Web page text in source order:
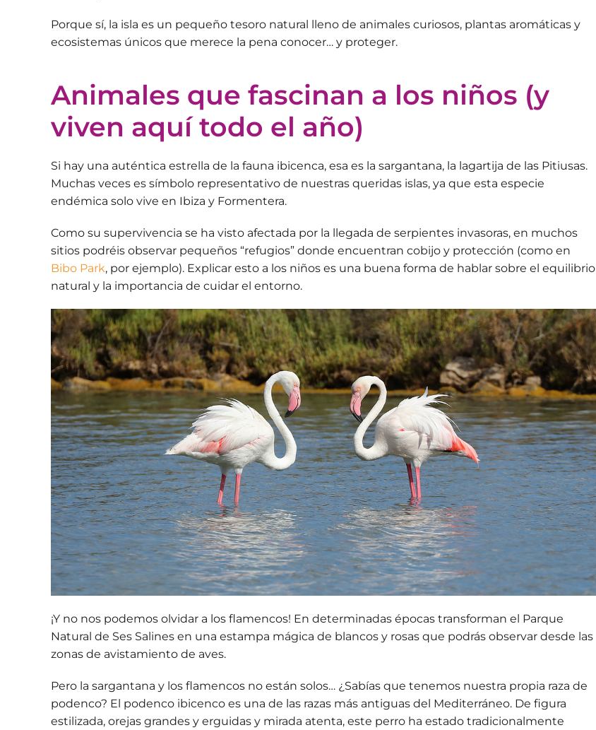
Porque sí, la isla es un pequeño tesoro natural lleno de animales curiosos, plantas aromáticas y
ecosistemas únicos que merece la pena conocer… y proteger.
Animales que fascinan a los niños (y
viven aquí todo el año)
Si hay una auténtica estrella de la fauna ibicenca, esa es la sargantana, la lagartija de las Pitiusas.
Muchas veces es símbolo representativo de nuestras queridas islas, ya que esta especie
endémica solo vive en Ibiza y Formentera.
Como su supervivencia se ha visto afectada por la llegada de serpientes invasoras, en muchos
sitios podréis observar pequeños “refugios” donde encuentran cobijo y protección (como en
Bibo Park, por ejemplo). Explicar esto a los niños es una buena forma de hablar sobre el equilibrio
natural y la importancia de cuidar el entorno.
¡Y no nos podemos olvidar a los flamencos! En determinadas épocas transforman el Parque
Natural de Ses Salines en una estampa mágica de blancos y rosas que podrás observar desde las
zonas de avistamiento de aves.
Pero la sargantana y los flamencos no están solos… ¿Sabías que tenemos nuestra propia raza de
podenco? El podenco ibicenco es una de las razas más antiguas del Mediterráneo. De figura
estilizada, orejas grandes y erguidas y mirada atenta, este perro ha estado tradicionalmente